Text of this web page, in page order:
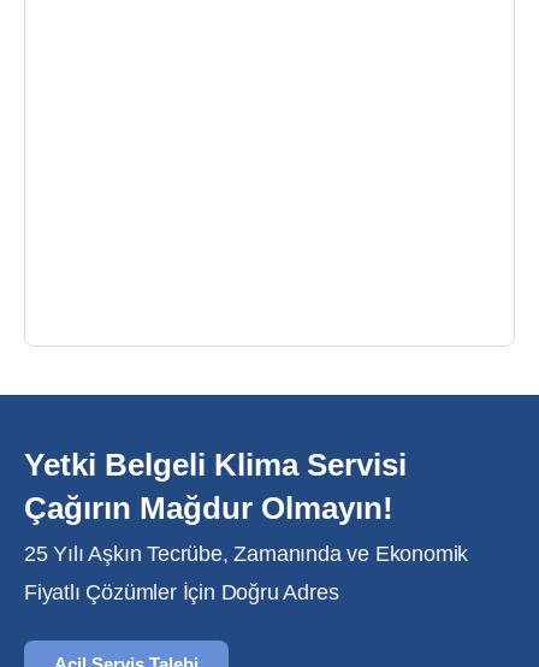
Yetki Belgeli Klima Servisi
Çağırın Mağdur Olmayın!
25 Yılı Aşkın Tecrübe, Zamanında ve Ekonomik
Fiyatlı Çözümler İçin Doğru Adres